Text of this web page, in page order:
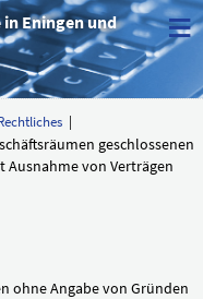
in Eningen und
≡
|
geschlossenen
Ausnahme von Verträgen
ohne Angabe von Gründen